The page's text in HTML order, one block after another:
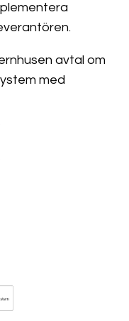
avtal om
med